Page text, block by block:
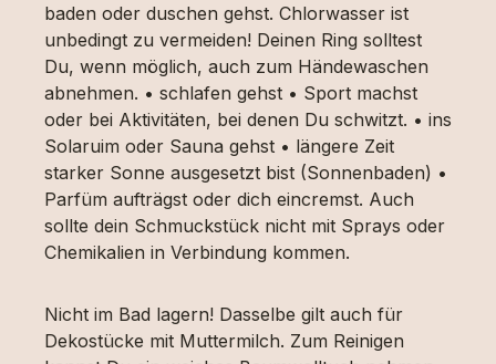
baden oder duschen gehst. Chlorwasser ist
unbedingt zu vermeiden! Deinen Ring solltest
Du, wenn möglich, auch zum Händewaschen
abnehmen. • schlafen gehst • Sport machst
oder bei Aktivitäten, bei denen Du schwitzt. • ins
Solaruim oder Sauna gehst • längere Zeit
starker Sonne ausgesetzt bist (Sonnenbaden) •
Parfüm aufträgst oder dich eincremst. Auch
sollte dein Schmuckstück nicht mit Sprays oder
Chemikalien in Verbindung kommen.
Nicht im Bad lagern! Dasselbe gilt auch für
Dekostücke mit Muttermilch. Zum Reinigen